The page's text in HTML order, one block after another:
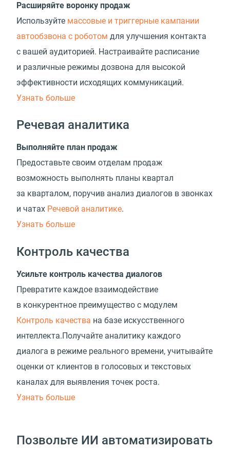
Расширяйте воронку продаж
Используйте массовые и триггерные кампании
автообзвона с роботом для улучшения контакта
с вашей аудиторией. Настраивайте расписание
и различные режимы дозвона для высокой
эффективности исходящих коммуникаций.
Узнать больше
Речевая аналитика
Выполняйте план продаж
Предоставьте своим отделам продаж
возможность выполнять планы квартал
за кварталом, поручив анализ диалогов в звонках
и чатах Речевой аналитике.
Узнать больше
Контроль качества
Усильте контроль качества диалогов
Превратите каждое взаимодействие
в конкурентное преимущество с модулем
Контроль качества на базе искусственного
интеллекта.Получайте аналитику каждого
диалога в режиме реального времени, учитывайте
оценки от клиентов в голосовых и текстовых
каналах для выявления точек роста.
Узнать больше
Позвольте ИИ автоматизировать